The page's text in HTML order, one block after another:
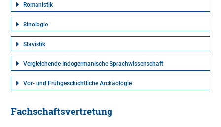
Romanistik
Sinologie
Slavistik
Vergleichende Indogermanische Sprachwissenschaft
Vor- und Frühgeschichtliche Archäologie
Fachschaftsvertretung